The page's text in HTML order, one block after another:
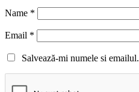
Name *
Email *
Salvează-mi numele si emailul.